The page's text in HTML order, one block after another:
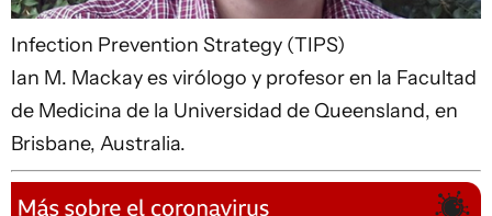
Infection Prevention Strategy (TIPS)
Ian M. Mackay es virólogo y profesor en la Facultad
de Medicina de la Universidad de Queensland, en
Brisbane, Australia.